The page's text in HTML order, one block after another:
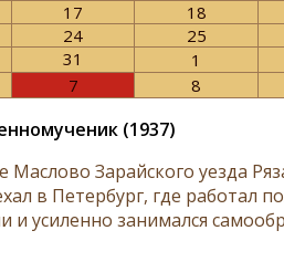
17 18
24 25
31 1
7 8
(1937)
Маслово Зарайского уезда
в Петербург, где работал
и усиленно занимался